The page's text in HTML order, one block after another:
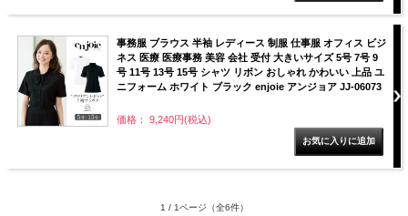
事務服 ブラウス 半袖 レディース 制服 仕事服 オフィス ビジ
ネス 医療 医療事務 美容 会社 受付 大きいサイズ 5号 7号 9
号 11号 13号 15号 シャツ リボン おしゃれ かわいい 上品 ユ
ニフォーム ホワイト ブラック enjoie アンジョア JJ-06073
価格： 9,240円(税込)
1 / 1ページ （全6件）